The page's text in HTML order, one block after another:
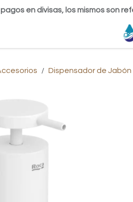
en divisas, los mismos son
Dispensador de Jabón